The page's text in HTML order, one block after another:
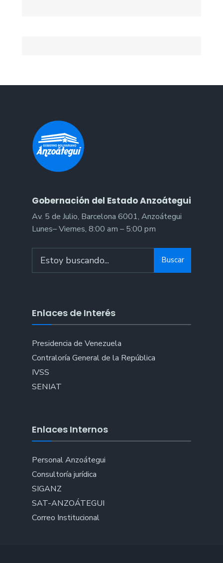
Gobernación del Estado Anzoátegui
Av. 5 de Julio, Barcelona 6001, Anzoátegui
Lunes– Viernes, 8:00 am – 5:00 pm
for:
Buscar
Enlaces de Interés
Presidencia de Venezuela
Contraloría General de la República
IVSS
SENIAT
Enlaces Internos
Personal Anzoátegui
Consultoría jurídica
SIGANZ
SAT-ANZOÁTEGUI
Correo Institucional